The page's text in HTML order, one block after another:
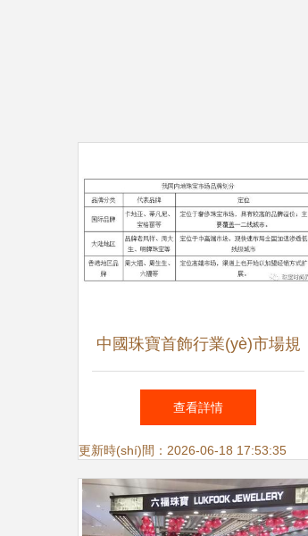
中國珠寶首飾行業(yè)市場規
(guī)模及市場競爭格局分析
——以珠寶首飾零售為例
查看詳情
更新時(shí)間：2026-06-18 17:53:35